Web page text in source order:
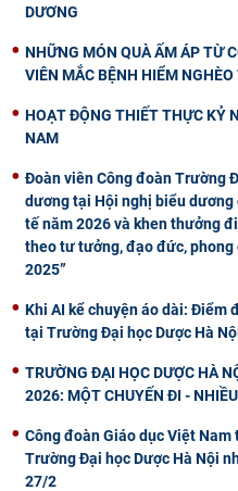
DƯƠNG
NHỮNG MÓN QUÀ ẤM ÁP TỪ
VIÊN MẮC BỆNH HIỂM
HOẠT ĐỘNG THIẾT THỰC KỶ
NAM
Đoàn viên Công đoàn Trường
dương tại Hội nghị biểu
tế năm 2026 và khen thưởng
theo tư tưởng, đạo đức,
2025”
Khi AI kể chuyện áo dài: Điểm
tại Trường Đại học Dược Hà
TRƯỜNG ĐẠI HỌC DƯỢC HÀ
2026: MỘT CHUYẾN ĐI -
Công đoàn Giáo dục Việt
Trường Đại học Dược Hà Nội
27/2